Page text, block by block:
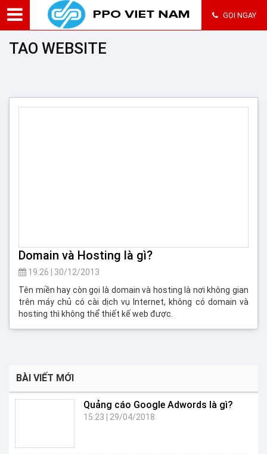
GỌI NGAY
TAO WEBSITE
Domain và Hosting là gì?
19:26 | 30/12/2013
Tên miền hay còn gọi là domain và hosting là nơi không gian
trên máy chủ có cài dịch vụ Internet, không có domain và
hosting thì không thể thiết kế web được.
BÀI VIẾT MỚI
Quảng cáo Google Adwords là gì?
15:23 | 29/04/2018